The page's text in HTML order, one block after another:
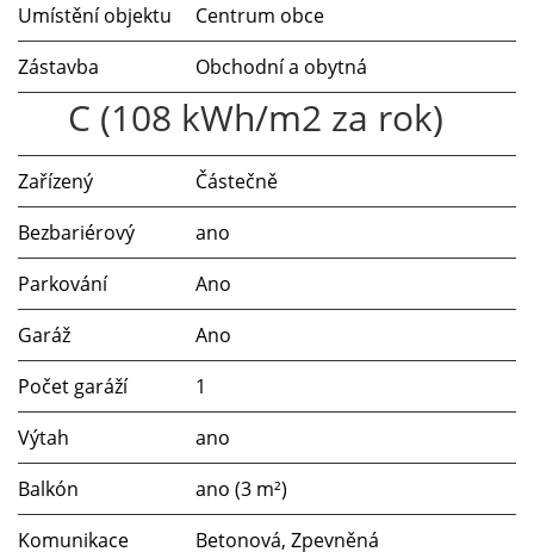
Umístění objektu
Centrum obce
Zástavba
Obchodní a obytná
C (108 kWh/m2 za rok)
Zařízený
Částečně
Bezbariérový
ano
Parkování
Ano
Garáž
Ano
Počet garáží
1
Výtah
ano
Balkón
ano (3 m²)
Komunikace
Betonová, Zpevněná